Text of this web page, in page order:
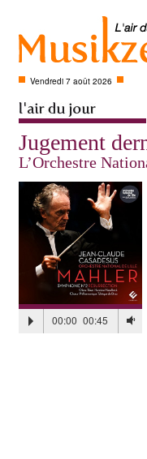
Vendredi 7 août 2026
Jugement
L’Orchestre
00:00 00:45